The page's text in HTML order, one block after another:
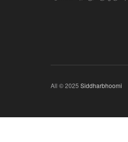
All © 2025 Siddharbhoomi